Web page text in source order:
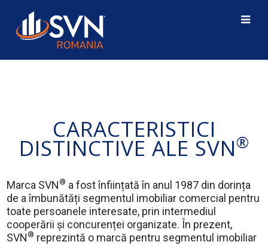
CARACTERISTICI
DISTINCTIVE ALE SVN®
Marca SVN® a fost înființată în anul 1987 din dorința
de a îmbunătăți segmentul imobiliar comercial pentru
toate persoanele interesate, prin intermediul
cooperării și concurenței organizate. În prezent,
SVN® reprezintă o marcă pentru segmentul imobiliar